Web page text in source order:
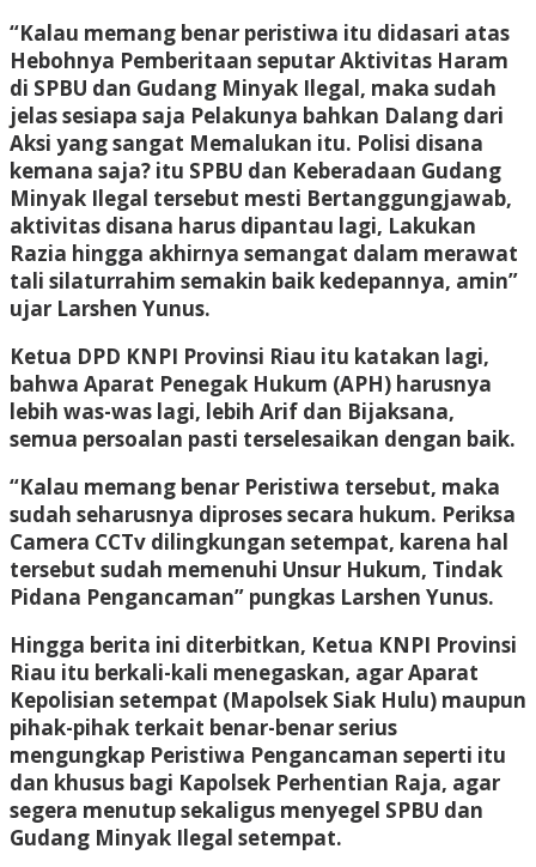
“Kalau memang benar peristiwa itu didasari atas
Hebohnya Pemberitaan seputar Aktivitas Haram
di SPBU dan Gudang Minyak Ilegal, maka sudah
jelas sesiapa saja Pelakunya bahkan Dalang dari
Aksi yang sangat Memalukan itu. Polisi disana
kemana saja? itu SPBU dan Keberadaan Gudang
Minyak Ilegal tersebut mesti Bertanggungjawab,
aktivitas disana harus dipantau lagi, Lakukan
Razia hingga akhirnya semangat dalam merawat
tali silaturrahim semakin baik kedepannya, amin”
ujar Larshen Yunus.
Ketua DPD KNPI Provinsi Riau itu katakan lagi,
bahwa Aparat Penegak Hukum (APH) harusnya
lebih was-was lagi, lebih Arif dan Bijaksana,
semua persoalan pasti terselesaikan dengan baik.
“Kalau memang benar Peristiwa tersebut, maka
sudah seharusnya diproses secara hukum. Periksa
Camera CCTv dilingkungan setempat, karena hal
tersebut sudah memenuhi Unsur Hukum, Tindak
Pidana Pengancaman” pungkas Larshen Yunus.
Hingga berita ini diterbitkan, Ketua KNPI Provinsi
Riau itu berkali-kali menegaskan, agar Aparat
Kepolisian setempat (Mapolsek Siak Hulu) maupun
pihak-pihak terkait benar-benar serius
mengungkap Peristiwa Pengancaman seperti itu
dan khusus bagi Kapolsek Perhentian Raja, agar
segera menutup sekaligus menyegel SPBU dan
Gudang Minyak Ilegal setempat.